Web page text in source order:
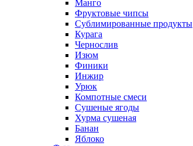
Манго
Фруктовые чипсы
Сублимированные продукты
Курага
Чернослив
Изюм
Финики
Инжир
Урюк
Компотные смеси
Сушеные ягоды
Хурма сушеная
Банан
Яблоко